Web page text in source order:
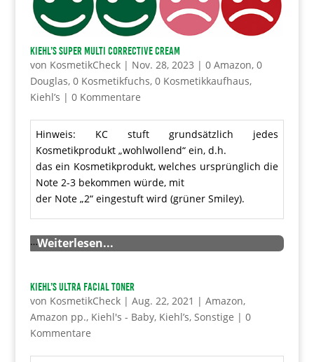
KIEHL’s Super Multi Corrective Cream
von KosmetikCheck| Nov. 28, 2023 | 0 Amazon, 0
Douglas, 0 Kosmetikfuchs, 0 Kosmetikkaufhaus,
Kiehl’s | 0 Kommentare
Hinweis: KC stuft grundsätzlich jedes
Kosmetikprodukt „wohlwollend“ ein, d.h.
das ein Kosmetikprodukt, welches ursprünglich die
Note 2-3 bekommen würde, mit
der Note „2“ eingestuft wird (grüner Smiley).
…Weiterlesen...
Kiehl’s Ultra Facial Toner
von KosmetikCheck| Aug. 22, 2021 | Amazon,
Amazon pp., Kiehl's - Baby, Kiehl’s, Sonstige | 0
Kommentare